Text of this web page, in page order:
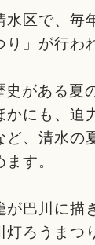
水区で、毎
」が行わ
がある夏
かにも、迫
、清水の
す。
が巴川に描
灯ろうまつ